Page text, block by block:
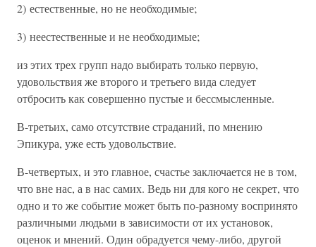
2) естественные, но не необходимые;
3) неестественные и не необходимые;
из этих трех групп надо выбирать только первую,
удовольствия же второго и третьего вида следует
отбросить как совершенно пустые и бессмысленные.
В-третьих, само отсутствие страданий, по мнению
Эпикура, уже есть удовольствие.
В-четвертых, и это главное, счастье заключается не в том,
что вне нас, а в нас самих. Ведь ни для кого не секрет, что
одно и то же событие может быть по-разному воспринято
различными людьми в зависимости от их установок,
оценок и мнений. Один обрадуется чему-либо, другой